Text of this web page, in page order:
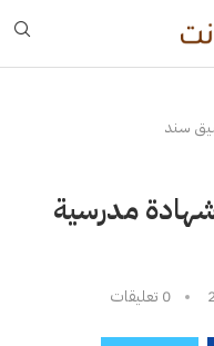
من 17 ألف شهادة مدرسية
0 تعليقات